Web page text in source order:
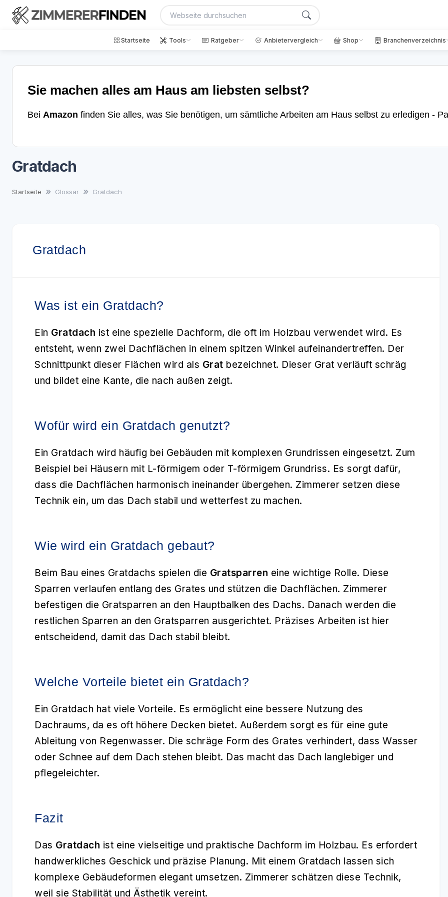
Startseite Tools Ratgeber Anbietervergleich Shop Branchenverzeichnis
Sie machen alles am Haus am liebsten selbst?
Bei Amazon finden Sie alles, was Sie benötigen, um sämtliche Arbeiten am Haus selbst zu erledigen -
Gratdach
Startseite Glossar Gratdach
Gratdach
Was ist ein Gratdach?
Ein Gratdach ist eine spezielle Dachform, die oft im Holzbau verwendet wird. Es
entsteht, wenn zwei Dachflächen in einem spitzen Winkel aufeinandertreffen. Der
Schnittpunkt dieser Flächen wird als Grat bezeichnet. Dieser Grat verläuft schräg
und bildet eine Kante, die nach außen zeigt.
Wofür wird ein Gratdach genutzt?
Ein Gratdach wird häufig bei Gebäuden mit komplexen Grundrissen eingesetzt. Zum
Beispiel bei Häusern mit L-förmigem oder T-förmigem Grundriss. Es sorgt dafür,
dass die Dachflächen harmonisch ineinander übergehen. Zimmerer setzen diese
Technik ein, um das Dach stabil und wetterfest zu machen.
Wie wird ein Gratdach gebaut?
Beim Bau eines Gratdachs spielen die Gratsparren eine wichtige Rolle. Diese
Sparren verlaufen entlang des Grates und stützen die Dachflächen. Zimmerer
befestigen die Gratsparren an den Hauptbalken des Dachs. Danach werden die
restlichen Sparren an den Gratsparren ausgerichtet. Präzises Arbeiten ist hier
entscheidend, damit das Dach stabil bleibt.
Welche Vorteile bietet ein Gratdach?
Ein Gratdach hat viele Vorteile. Es ermöglicht eine bessere Nutzung des
Dachraums, da es oft höhere Decken bietet. Außerdem sorgt es für eine gute
Ableitung von Regenwasser. Die schräge Form des Grates verhindert, dass Wasser
oder Schnee auf dem Dach stehen bleibt. Das macht das Dach langlebiger und
pflegeleichter.
Fazit
Das Gratdach ist eine vielseitige und praktische Dachform im Holzbau. Es erfordert
handwerkliches Geschick und präzise Planung. Mit einem Gratdach lassen sich
komplexe Gebäudeformen elegant umsetzen. Zimmerer schätzen diese Technik,
weil sie Stabilität und Ästhetik vereint.